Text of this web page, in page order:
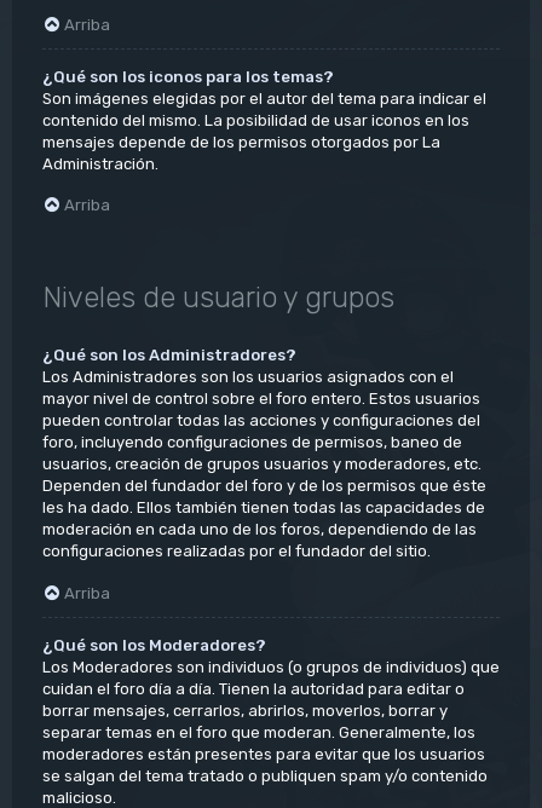
Arriba
¿Qué son los iconos para los temas?
Son imágenes elegidas por el autor del tema para indicar el
contenido del mismo. La posibilidad de usar iconos en los
mensajes depende de los permisos otorgados por La
Administración.
Arriba
Niveles de usuario y grupos
¿Qué son los Administradores?
Los Administradores son los usuarios asignados con el
mayor nivel de control sobre el foro entero. Estos usuarios
pueden controlar todas las acciones y configuraciones del
foro, incluyendo configuraciones de permisos, baneo de
usuarios, creación de grupos usuarios y moderadores, etc.
Dependen del fundador del foro y de los permisos que éste
les ha dado. Ellos también tienen todas las capacidades de
moderación en cada uno de los foros, dependiendo de las
configuraciones realizadas por el fundador del sitio.
Arriba
¿Qué son los Moderadores?
Los Moderadores son individuos (o grupos de individuos) que
cuidan el foro día a día. Tienen la autoridad para editar o
borrar mensajes, cerrarlos, abrirlos, moverlos, borrar y
separar temas en el foro que moderan. Generalmente, los
moderadores están presentes para evitar que los usuarios
se salgan del tema tratado o publiquen spam y/o contenido
malicioso.